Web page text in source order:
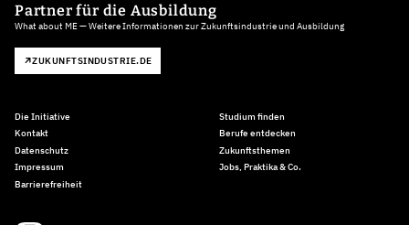
Partner für die Ausbildung
What about ME — Weitere Informationen zur Zukunftsindustrie und Ausbildung
ZUKUNFTSINDUSTRIE.DE
Die Initiative
Kontakt
Datenschutz
Impressum
Barrierefreiheit
Studium finden
Berufe entdecken
Zukunftsthemen
Jobs, Praktika & Co.